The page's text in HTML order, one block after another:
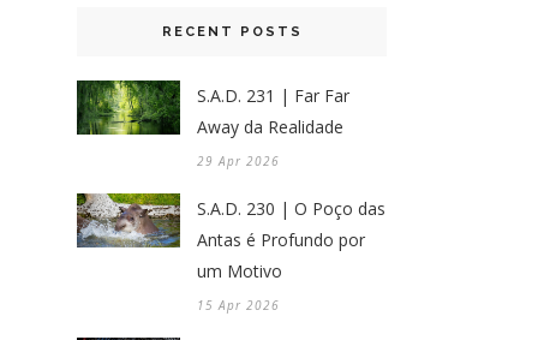
RECENT POSTS
S.A.D. 231 | Far Far
Away da Realidade
29 Apr 2026
S.A.D. 230 | O Poço das
Antas é Profundo por
um Motivo
15 Apr 2026